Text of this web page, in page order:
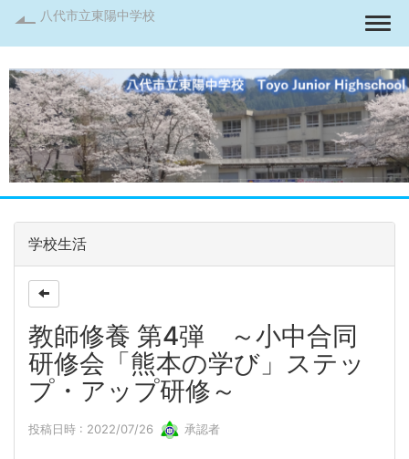
八代市立東陽中学校
学校生活
教師修養 第4弾 ～小中合同
研修会「熊本の学び」ステッ
プ・アップ研修～
投稿日時 : 2022/07/26 承認者